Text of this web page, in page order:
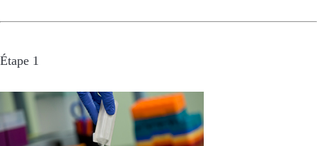
Étape 1